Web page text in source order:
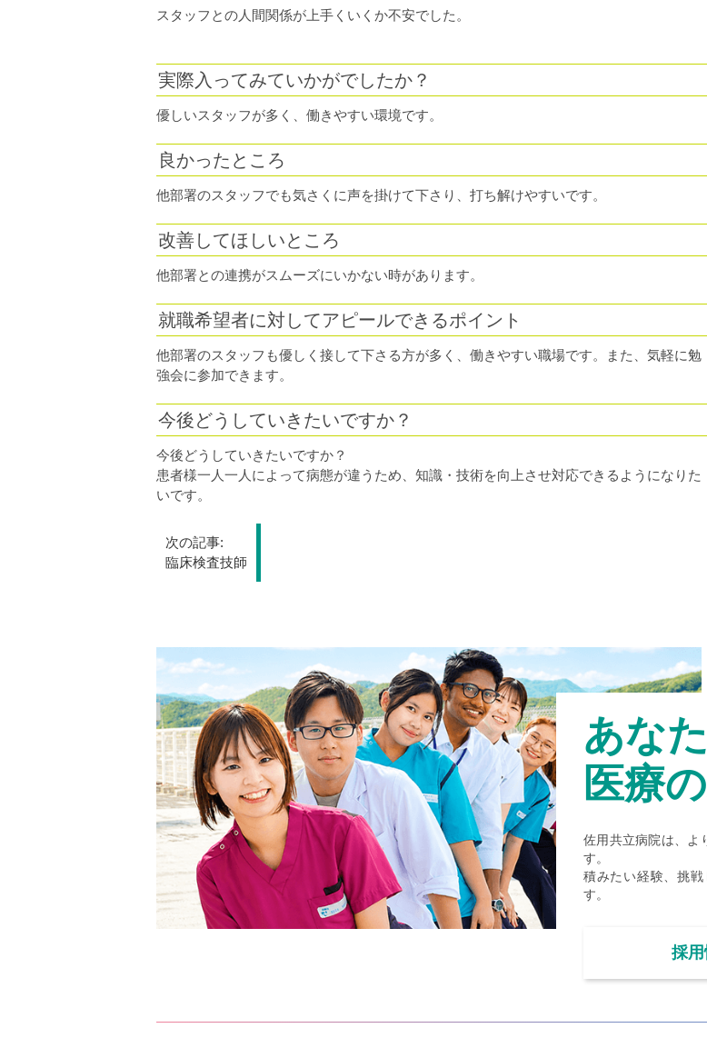
スタッフとの人間関係が上手くいくか不安でした。
実際入ってみていかがでしたか？
優しいスタッフが多く、働きやすい環境です。
良かったところ
他部署のスタッフでも気さくに声を掛けて下さり、打ち解けやすいです。
改善してほしいところ
他部署との連携がスムーズにいかない時があります。
就職希望者に対してアピールできるポイント
他部署のスタッフも優しく接して下さる方が多く、働きやすい職場です。また、気軽に勉
強会に参加できます。
今後どうしていきたいですか？
今後どうしていきたいですか？
患者様一人一人によって病態が違うため、知識・技術を向上させ対応できるようになりた
いです。
稿
ビ
ゲ
ー
シ
ョ
ン
次の記事:
臨床検査技師
あな
医療
佐用共立病院は、よ
す。
積みたい経験、挑
す。
採